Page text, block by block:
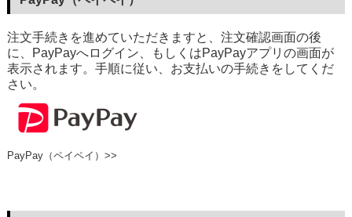
注文手続きを進めていただきますと、注文確認画面の後
に、PayPayへログイン、もしくはPayPayアプリの画面が
表示されます。手順に従い、お支払いの手続きをしてくだ
さい。
PayPay（ペイペイ）>>